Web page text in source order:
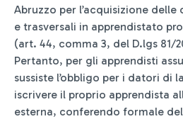
Abruzzo per l’acquisizione delle
e trasversali in apprendistato
(art. 44, comma 3, del D.lgs 81/
Pertanto, per gli apprendisti
sussiste l’obbligo per i datori di
iscrivere il proprio apprendista
esterna, conferendo formale